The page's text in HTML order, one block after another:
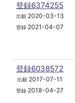
登録6374255
出願2020-03-13
登録 2021-04-07
登録6038572
出願 2017-07-11
登録 2018-04-27